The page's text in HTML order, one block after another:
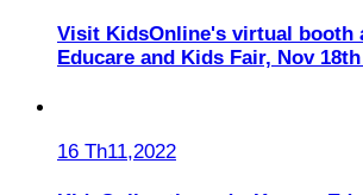
Visit KidsOnline's virtual booth
Educare and Kids Fair, Nov 18th
16 Th11,2022